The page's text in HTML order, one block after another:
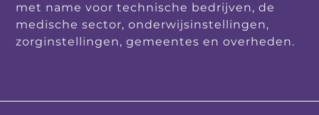
met name voor technische bedrijven, de
medische sector, onderwijsinstellingen,
zorginstellingen, gemeentes en overheden.